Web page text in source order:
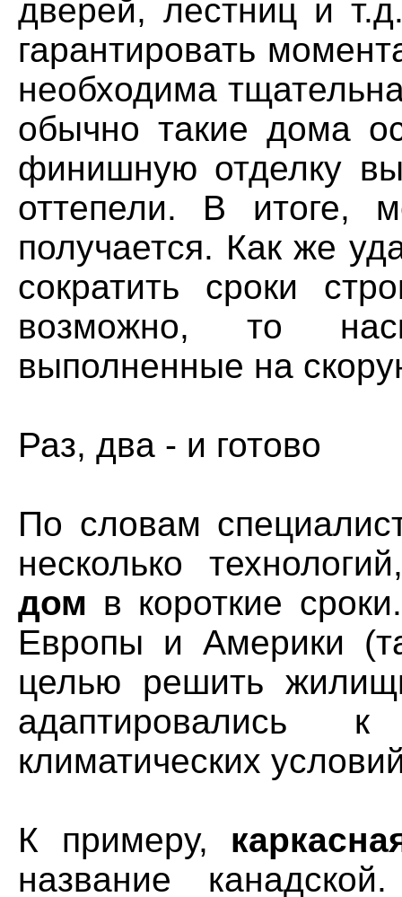
дверей, лестниц и
гарантировать
необходима
обычно такие дома
финишную отделку
оттепели. В итоге,
получается. Как же
сократить сроки
возможно, то
выполненные на
Раз, два - и готово
По словам
несколько
дом в короткие
Европы и Америки
целью решить
адаптировались
климатических
К примеру,
название